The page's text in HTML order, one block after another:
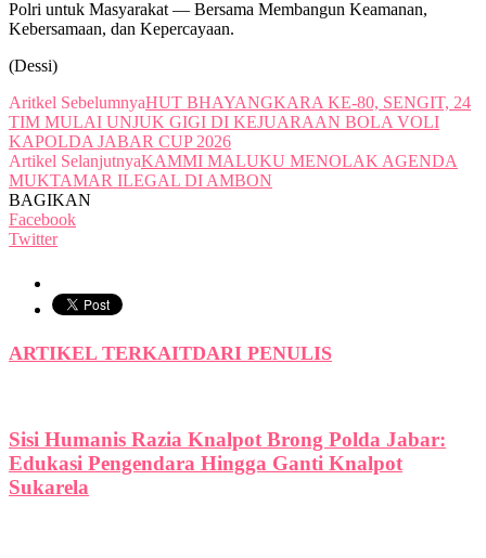
Polri untuk Masyarakat — Bersama Membangun Keamanan,
Kebersamaan, dan Kepercayaan.
(Dessi)
Aritkel SebelumnyaHUT BHAYANGKARA KE-80, SENGIT, 24
TIM MULAI UNJUK GIGI DI KEJUARAAN BOLA VOLI
KAPOLDA JABAR CUP 2026
Artikel SelanjutnyaKAMMI MALUKU MENOLAK AGENDA
MUKTAMAR ILEGAL DI AMBON
BAGIKAN
Facebook
Twitter
ARTIKEL TERKAITDARI PENULIS
Sisi Humanis Razia Knalpot Brong Polda Jabar:
Edukasi Pengendara Hingga Ganti Knalpot
Sukarela